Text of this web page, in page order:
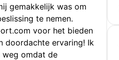
gemakkelijk was om
te nemen.
voor het bieden
doordachte ervaring! Ik
weg omdat de